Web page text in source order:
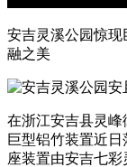
安吉灵溪公园惊
融之美
在浙江安吉县灵峰
巨型铝竹装置近
座装置由安吉七